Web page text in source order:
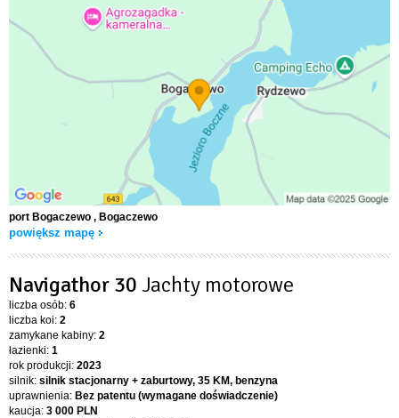
port Bogaczewo , Bogaczewo
powiększ mapę
Navigathor 30 Jachty motorowe
liczba osób: 6
liczba koi: 2
zamykane kabiny: 2
łazienki: 1
rok produkcji: 2023
silnik: silnik stacjonarny + zaburtowy, 35 KM, benzyna
uprawnienia: Bez patentu (wymagane doświadczenie)
kaucja: 3 000 PLN